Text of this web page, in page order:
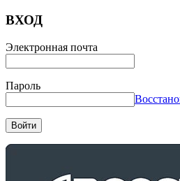
ВХОД
Электронная почта
Пароль
Войти